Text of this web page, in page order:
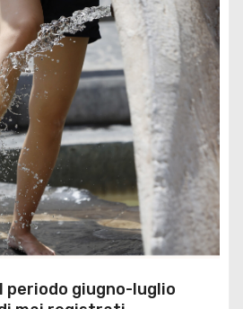
periodo giugno-luglio